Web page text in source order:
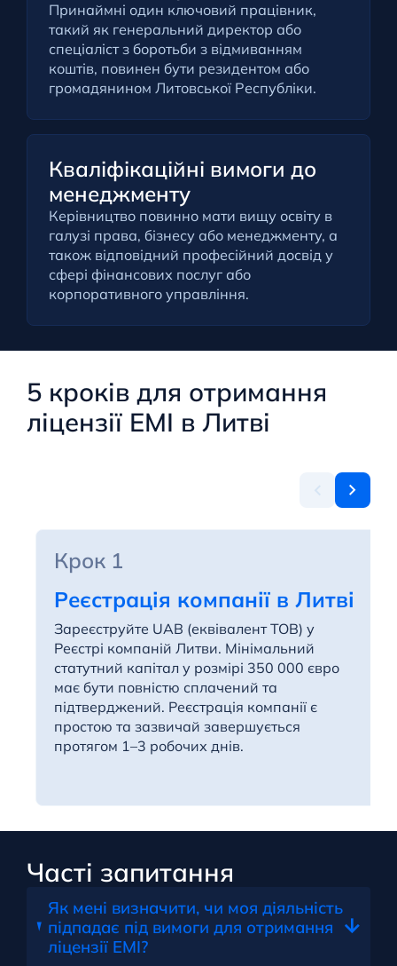
Принаймні один ключовий працівник,
такий як генеральний директор або
спеціаліст з боротьби з відмиванням
коштів, повинен бути резидентом або
громадянином Литовської Республіки.
Кваліфікаційні вимоги до
менеджменту
Керівництво повинно мати вищу освіту в
галузі права, бізнесу або менеджменту, а
також відповідний професійний досвід у
сфері фінансових послуг або
корпоративного управління.
5 кроків для отримання
ліцензії EMI в Литві
Крок 1
Реєстрація компанії в Литві
Зареєструйте UAB (еквівалент ТОВ) у
Реєстрі компаній Литви. Мінімальний
статутний капітал у розмірі 350 000 євро
має бути повністю сплачений та
підтверджений. Реєстрація компанії є
простою та зазвичай завершується
протягом 1–3 робочих днів.
Часті запитання
Як мені визначити, чи моя діяльність
підпадає під вимоги для отримання
ліцензії EMI?